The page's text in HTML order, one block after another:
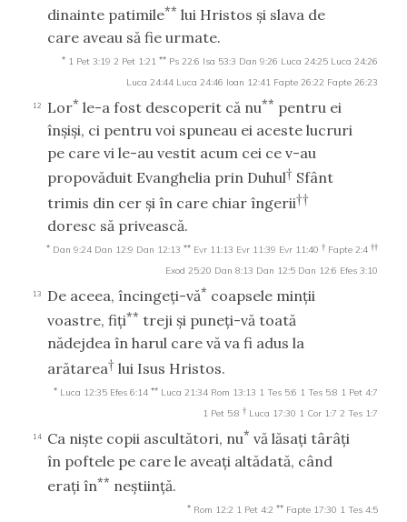
dinainte patimile** lui Hristos şi slava de
care aveau să fie urmate.
* 1 Pet 3:19 2 Pet 1:21 ** Ps 22:6 Isa 53:3 Dan 9:26 Luca 24:25 Luca 24:26
Luca 24:44 Luca 24:46 Ioan 12:41 Fapte 26:22 Fapte 26:23
12 Lor* le-a fost descoperit că nu** pentru ei
înşişi, ci pentru voi spuneau ei aceste lucruri
pe care vi le-au vestit acum cei ce v-au
propovăduit Evanghelia prin Duhul† Sfânt
trimis din cer şi în care chiar îngerii††
doresc să privească.
* Dan 9:24 Dan 12:9 Dan 12:13 ** Evr 11:13 Evr 11:39 Evr 11:40 † Fapte 2:4 ††
Exod 25:20 Dan 8:13 Dan 12:5 Dan 12:6 Efes 3:10
13 De aceea, încingeţi-vă* coapsele minţii
voastre, fiţi** treji şi puneţi-vă toată
nădejdea în harul care vă va fi adus la
arătarea† lui Isus Hristos.
* Luca 12:35 Efes 6:14 ** Luca 21:34 Rom 13:13 1 Tes 5:6 1 Tes 5:8 1 Pet 4:7
1 Pet 5:8 † Luca 17:30 1 Cor 1:7 2 Tes 1:7
14 Ca nişte copii ascultători, nu* vă lăsaţi târâţi
în poftele pe care le aveaţi altădată, când
eraţi în** neştiinţă.
* Rom 12:2 1 Pet 4:2 ** Fapte 17:30 1 Tes 4:5